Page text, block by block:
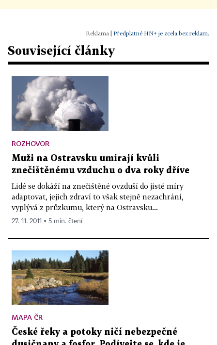
Předplatné HN+ je zcela bez reklam.
Související články
ROZHOVOR
Muži na Ostravsku umírají kvůli
znečištěnému vzduchu o dva roky dříve
Lidé se dokáží na znečištěné ovzduší do jisté míry
adaptovat, jejich zdraví to však stejně nezachrání,
vyplývá z průzkumu, který na Ostravsku...
27. 11. 2011 ▪ 5 min. čtení
MAPA ČR
České řeky a potoky ničí nebezpečné